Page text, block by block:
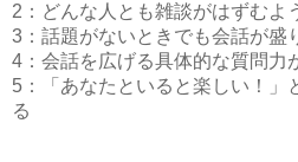
2：どんな人とも雑談がはずむよ
3：話題がないときでも会話が盛
4：会話を広げる具体的な質問力
5：「あなたといると楽しい！」
る